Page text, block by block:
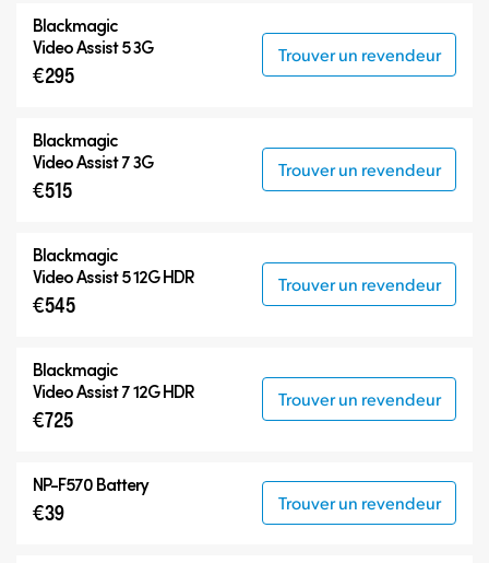
Blackmagic Video Assist 3G
Blackmagic Video Assist 12G HDR
Blackmagic
Video Assist 5 3G
€295
Trouver un revendeur
Blackmagic
Video Assist 7 3G
€515
Trouver un revendeur
Blackmagic
Video Assist 5 12G HDR
€545
Trouver un revendeur
Blackmagic
Video Assist 7 12G HDR
€725
Trouver un revendeur
NP-F570 Battery
€39 Trouver un revendeur